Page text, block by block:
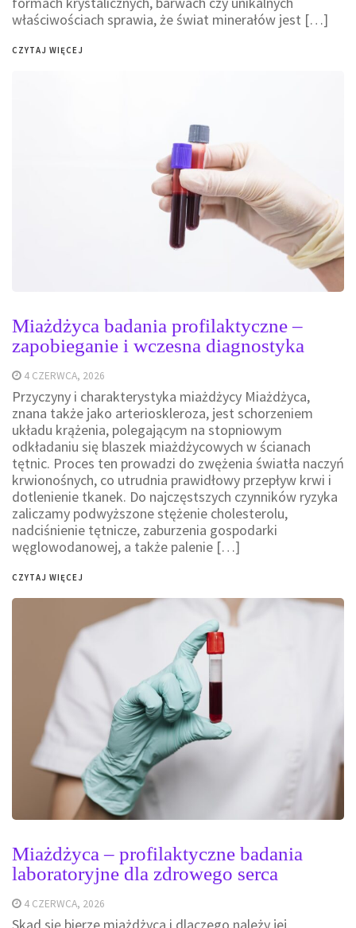
właściwościach sprawia, że świat minerałów jest […]
CZYTAJ WIĘCEJ
Miażdżyca badania profilaktyczne –
zapobieganie i wczesna diagnostyka
4 CZERWCA, 2026
Przyczyny i charakterystyka miażdżycy Miażdżyca,
znana także jako arterioskleroza, jest schorzeniem
układu krążenia, polegającym na stopniowym
odkładaniu się blaszek miażdżycowych w ścianach
tętnic. Proces ten prowadzi do zwężenia światła naczyń
krwionośnych, co utrudnia prawidłowy przepływ krwi i
dotlenienie tkanek. Do najczęstszych czynników ryzyka
zaliczamy podwyższone stężenie cholesterolu,
nadciśnienie tętnicze, zaburzenia gospodarki
węglowodanowej, a także palenie […]
CZYTAJ WIĘCEJ
Miażdżyca – profilaktyczne badania
laboratoryjne dla zdrowego serca
4 CZERWCA, 2026
Skąd się bierze miażdżyca i dlaczego należy jej